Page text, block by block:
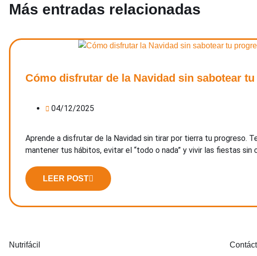
Más entradas relacionadas
Cómo disfrutar de la Navidad sin sabotear
04/12/2025
Aprende a disfrutar de la Navidad sin tirar por tierra tu progreso.
mantener tus hábitos, evitar el “todo o nada” y vivir las fiestas sin
LEER POST
Nutrifácil